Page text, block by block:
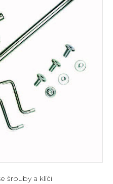
šrouby a klíči